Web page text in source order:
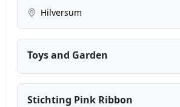
Hilversum
Toys and Garden
Stichting Pink Ribbon